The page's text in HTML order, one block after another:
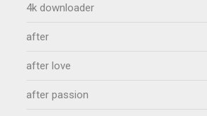
4k downloader
after
after love
after passion